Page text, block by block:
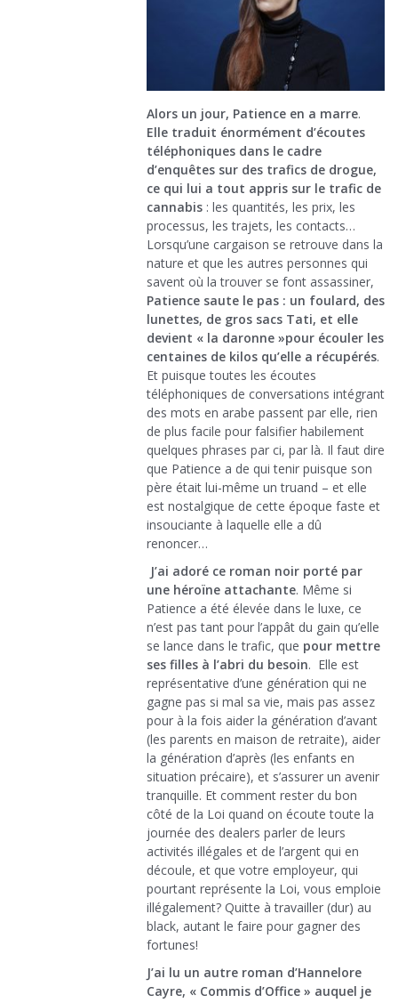
Alors un jour, Patience en a marre.
Elle traduit énormément d’écoutes
téléphoniques dans le cadre
d’enquêtes sur des trafics de drogue,
ce qui lui a tout appris sur le trafic de
cannabis : les quantités, les prix, les
processus, les trajets, les contacts…
Lorsqu’une cargaison se retrouve dans la
nature et que les autres personnes qui
savent où la trouver se font assassiner,
Patience saute le pas : un foulard, des
lunettes, de gros sacs Tati, et elle
devient « la daronne »pour écouler les
centaines de kilos qu’elle a récupérés.
Et puisque toutes les écoutes
téléphoniques de conversations intégrant
des mots en arabe passent par elle, rien
de plus facile pour falsifier habilement
quelques phrases par ci, par là. Il faut dire
que Patience a de qui tenir puisque son
père était lui-même un truand – et elle
est nostalgique de cette époque faste et
insouciante à laquelle elle a dû
renoncer…
J’ai adoré ce roman noir porté par
une héroïne attachante. Même si
Patience a été élevée dans le luxe, ce
n’est pas tant pour l’appât du gain qu’elle
se lance dans le trafic, que pour mettre
ses filles à l’abri du besoin. Elle est
représentative d’une génération qui ne
gagne pas si mal sa vie, mais pas assez
pour à la fois aider la génération d’avant
(les parents en maison de retraite), aider
la génération d’après (les enfants en
situation précaire), et s’assurer un avenir
tranquille. Et comment rester du bon
côté de la Loi quand on écoute toute la
journée des dealers parler de leurs
activités illégales et de l’argent qui en
découle, et que votre employeur, qui
pourtant représente la Loi, vous emploie
illégalement? Quitte à travailler (dur) au
black, autant le faire pour gagner des
fortunes!
J’ai lu un autre roman d’Hannelore
Cayre, « Commis d’Office » auquel je